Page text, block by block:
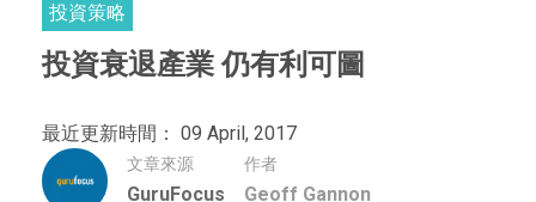
投資策略
投資衰退產業 仍有利可圖
最近更新時間： 09 April, 2017
文章來源
GuruFocus
作者
Geoff Gannon